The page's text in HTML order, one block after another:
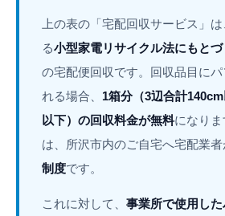
上の表の「宅配回収サービス」
る小型家電リサイクル法にもと
の宅配便回収です。回収品目に
れる場合、 1箱分（3辺合計
以下）の回収料金が無料になり
は、所沢市内のご自宅へ宅配業者
制度です。
これに対して、 事業所で使用し